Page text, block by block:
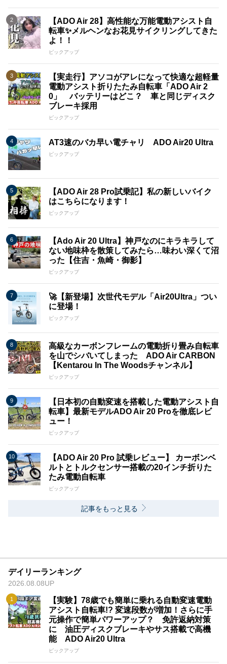
・自信をもって挑む品質：ADOは若いブランドでありながら、
電動アシスト自転車の品質について自信を持っています。 競
争相手に負けない高品質な製品を提供することをお約束いたし
ます。
ADO電動アシスト自転車は、常に進化し続ける市場で、革新的
な製品と共にお客様の期待に応えることをお約束いたします。
私たちは将来のモビリティにおいて積極的な役割を果たし、お
客様に価値あるライフスタイルを提供してまいります。
【ADO Air 28】高性能な万能電動アシスト自
転車✨メルヘンなお花見サイクリングしてきた
よ！！
ピックアップ
【実走行】アソコがアレになって快適な超軽量
電動アシスト折りたたみ自転車「ADO Air 2
0」 バッテリーはどこ？ 車と同じディスク
ブレーキ採用
ピックアップ
AT3速のバカ早い電チャリ ADO Air20 Ultra
ピックアップ
【ADO Air 28 Pro試乗記】私の新しいバイク
はこちらになります！
ピックアップ
【Ado Air 20 Ultra】神戸なのにキラキラして
ない地味枠を散策してみたら…味わい深くて沼
った【住吉・魚崎・御影】
ピックアップ
🚀【新登場】次世代モデル「Air20Ultra」つい
に登場！
ピックアップ
高級なカーボンフレームの電動折り畳み自転車
を山でシバいてしまった ADO Air CARBON
【Kentarou In The Woodsチャンネル】
ピックアップ
【日本初の自動変速を搭載した電動アシスト自
転車】最新モデルADO Air 20 Proを徹底レビ
ュー！
ピックアップ
【ADO Air 20 Pro 試乗レビュー】 カーボンベ
ルトとトルクセンサー搭載の20インチ折りた
たみ電動自転車
ピックアップ
記事をもっと見る
デイリーランキング
2026.08.08UP
【実験】78歳でも簡単に乗れる自動変速電動
アシスト自転車!? 変速段数が増加！さらに手
元操作で簡単パワーアップ？ 免許返納対策
に 油圧ディスクブレーキやサス搭載で高機
能 ADO Air20 Ultra
ピックアップ